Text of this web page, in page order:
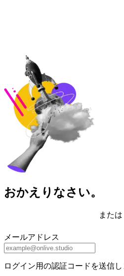
おかえりなさい。
または
メールアドレス
ログイン用の認証コードを送信し